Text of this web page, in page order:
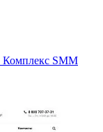
Комплекс SMM